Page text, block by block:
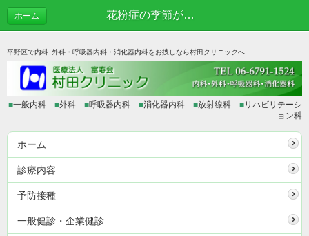
花粉症の季節が近づきました | あれこれブログ
ホーム
平野区で内科･外科・呼吸器内科・消化器内科をお捜しなら村田クリニックへ
■一般内科 ■外科 ■呼吸器内科 ■消化器内科 ■放射線科 ■リハビリテーシ
ョン科
ホーム
診療内容
予防接種
一般健診・企業健診